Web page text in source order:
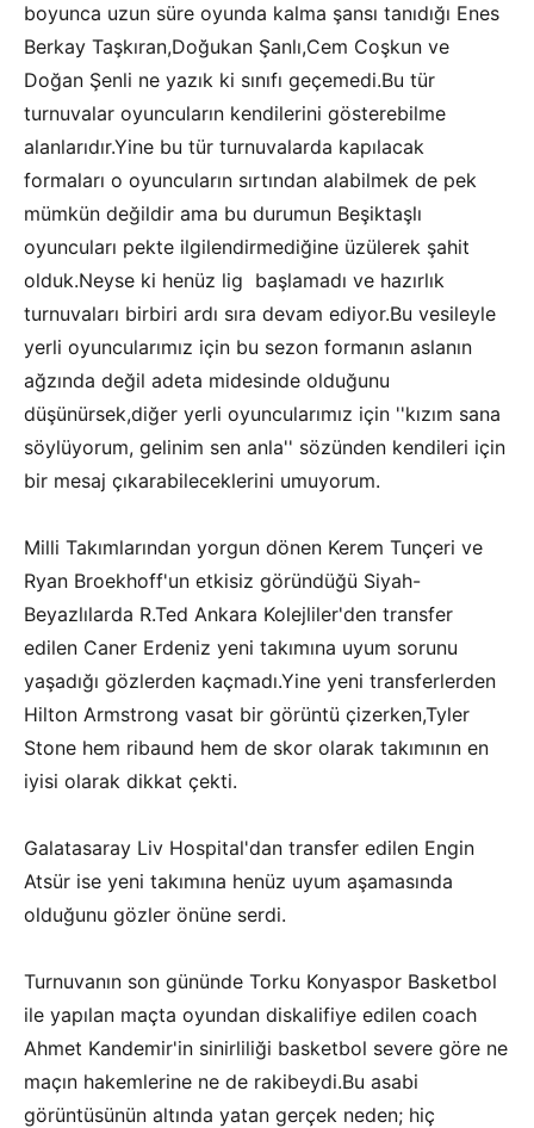
boyunca uzun süre oyunda kalma şansı tanıdığı Enes
Berkay Taşkıran,Doğukan Şanlı,Cem Coşkun ve
Doğan Şenli ne yazık ki sınıfı geçemedi.Bu tür
turnuvalar oyuncuların kendilerini gösterebilme
alanlarıdır.Yine bu tür turnuvalarda kapılacak
formaları o oyuncuların sırtından alabilmek de pek
mümkün değildir ama bu durumun Beşiktaşlı
oyuncuları pekte ilgilendirmediğine üzülerek şahit
olduk.Neyse ki henüz lig başlamadı ve hazırlık
turnuvaları birbiri ardı sıra devam ediyor.Bu vesileyle
yerli oyuncularımız için bu sezon formanın aslanın
ağzında değil adeta midesinde olduğunu
düşünürsek,diğer yerli oyuncularımız için ''kızım sana
söylüyorum, gelinim sen anla'' sözünden kendileri için
bir mesaj çıkarabileceklerini umuyorum.
Milli Takımlarından yorgun dönen Kerem Tunçeri ve
Ryan Broekhoff'un etkisiz göründüğü Siyah-
Beyazlılarda R.Ted Ankara Kolejliler'den transfer
edilen Caner Erdeniz yeni takımına uyum sorunu
yaşadığı gözlerden kaçmadı.Yine yeni transferlerden
Hilton Armstrong vasat bir görüntü çizerken,Tyler
Stone hem ribaund hem de skor olarak takımının en
iyisi olarak dikkat çekti.
Galatasaray Liv Hospital'dan transfer edilen Engin
Atsür ise yeni takımına henüz uyum aşamasında
olduğunu gözler önüne serdi.
Turnuvanın son gününde Torku Konyaspor Basketbol
ile yapılan maçta oyundan diskalifiye edilen coach
Ahmet Kandemir'in sinirliliği basketbol severe göre ne
maçın hakemlerine ne de rakibeydi.Bu asabi
görüntüsünün altında yatan gerçek neden; hiç